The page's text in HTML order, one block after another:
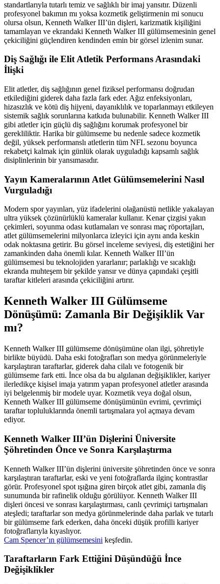
standartlarıyla tutarlı temiz ve sağlıklı bir imaj yansıtır. Düzenli
profesyonel bakımın mı yoksa kozmetik geliştirmenin mi sonucu
olursa olsun, Kenneth Walker III’ün dişleri, karizmatik kişiliğini
tamamlayan ve ekrandaki Kenneth Walker III gülümsemesinin genel
çekiciliğini güçlendiren kendinden emin bir görsel izlenim sunar.
Diş Sağlığı ile Elit Atletik Performans Arasındaki
İlişki
Elit atletler, diş sağlığının genel fiziksel performansı doğrudan
etkilediğini giderek daha fazla fark eder. Ağız enfeksiyonları,
hizasızlık ve kötü diş hijyeni, dayanıklılık ve toparlanmayı etkileyen
sistemik sağlık sorunlarına katkıda bulunabilir. Kenneth Walker III
gibi atletler için güçlü diş sağlığını korumak profesyonel bir
gerekliliktir. Harika bir gülümseme bu nedenle sadece kozmetik
değil, yüksek performanslı atletlerin tüm NFL sezonu boyunca
rekabetçi kalmak için günlük olarak uyguladığı kapsamlı sağlık
disiplinlerinin bir yansımasıdır.
Yayın Kameralarının Atlet Gülümsemelerini Nasıl
Vurguladığı
Modern spor yayınları, yüz ifadelerini olağanüstü netlikle yakalayan
ultra yüksek çözünürlüklü kameralar kullanır. Kenar çizgisi yakın
çekimleri, soyunma odası kutlamaları ve sonrası maç röportajları,
atlet gülümsemelerini milyonlarca izleyici için aynı anda keskin
odak noktasına getirir. Bu görsel inceleme seviyesi, diş estetiğini her
zamankinden daha önemli kılar. Kenneth Walker III’ün
gülümsemesi bu teknolojiden yararlanır; parlaklığı ve sıcaklığı
ekranda muhteşem bir şekilde yansır ve dünya çapındaki çeşitli
taraftar kitleleri arasında çekiciliğini artırır.
Kenneth Walker III Gülümseme
Dönüşümü: Zamanla Bir Değişiklik Var
mı?
Kenneth Walker III gülümseme dönüşümüne olan ilgi, şöhretiyle
birlikte büyüdü. Daha eski fotoğrafları son medya görünmeleriyle
karşılaştıran taraftarlar, giderek daha cilalı ve fotogenik bir
gülümseme fark etti. İnce olsa da bu algılanan değişiklikler, kariyer
ilerledikçe kişisel imaja yatırım yapan profesyonel atletler arasında
iyi belgelenmiş bir modele uyar. Kozmetik veya doğal olsun,
Kenneth Walker III gülümseme dönüşümünün evrimi, çevrimiçi
taraftar topluluklarında önemli tartışmalara yol açmaya devam
ediyor.
Kenneth Walker III’ün Dişlerini Üniversite
Şöhretinden Önce ve Sonra Karşılaştırma
Kenneth Walker III’ün dişlerini üniversite şöhretinden önce ve sonra
karşılaştıran taraftarlar, eski ve yeni fotoğraflarda ilginç kontrastlar
görür. Profesyonel spot ışığına giren birçok atlet gibi, zamanla diş
sunumunda bir rafinelik olduğu görülüyor. Kenneth Walker III
dişleri öncesi ve sonrası karşılaştırması, canlı çevrimiçi tartışmaları
ateşledi; taraftarlar son medya görünmelerinde daha parlak ve tutarlı
bir gülümseme fark ederken, daha önceki düşük profilli kariyer
fotoğraflarıyla kıyaslıyor.
Cam Spencer’ın gülümsemesini keşfedin.
Taraftarların Fark Ettiğini Düşündüğü İnce
Değişiklikler